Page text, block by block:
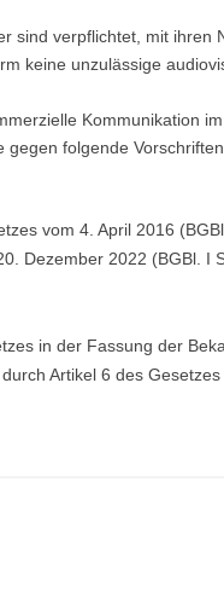
sind verpflichtet, mit ihren
keine unzulässige
Kommunikation
gegen folgende
vom 4. April 2016
Dezember 2022 (BGBl. I
in der Fassung der
Artikel 6 des